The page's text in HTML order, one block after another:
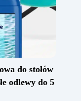
trwałego i
do stołów
odlewy do 5